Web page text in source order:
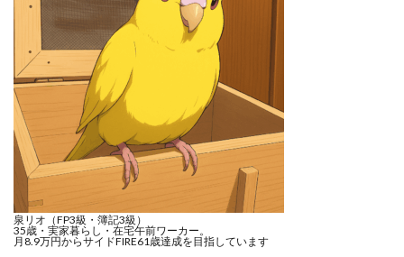
泉リオ（FP3級・簿記3級）
35歳・実家暮らし・在宅午前ワーカー。
月8.9万円からサイドFIRE61歳達成を目指しています